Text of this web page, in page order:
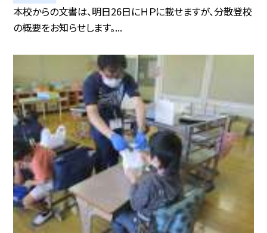
本校からの文書は、明日26日にＨＰに載せますが、分散登校
の概要をお知らせします。...